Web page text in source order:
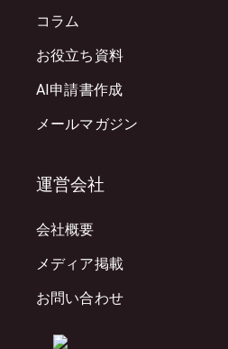
コラム
お役立ち資料
AI申請書作成
メールマガジン
運営会社
会社概要
メディア掲載
お問い合わせ